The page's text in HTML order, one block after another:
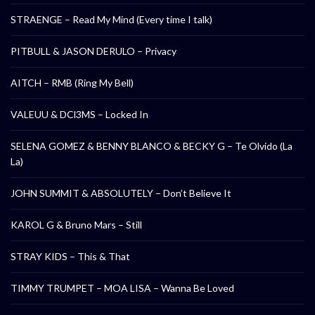
STRAENGE – Read My Mind (Every time I talk)
PITBULL & JASON DERULO – Privacy
AITCH – RMB (Ring My Bell)
VALEUU & DCl3MS – Locked In
SELENA GOMEZ & BENNY BLANCO & BECKY G – Te Olvido (La
La)
JOHN SUMMIT & ABSOLUTELY – Don’t Believe It
KAROL G & Bruno Mars – Still
STRAY KIDS – This & That
TIMMY TRUMPET – MOA LISA – Wanna Be Loved